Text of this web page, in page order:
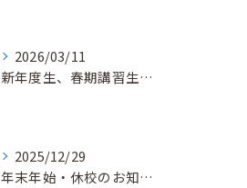
2026/03/11
新年度生、春期講習生 受付中！
2025/12/29
年末年始・休校のお知らせ